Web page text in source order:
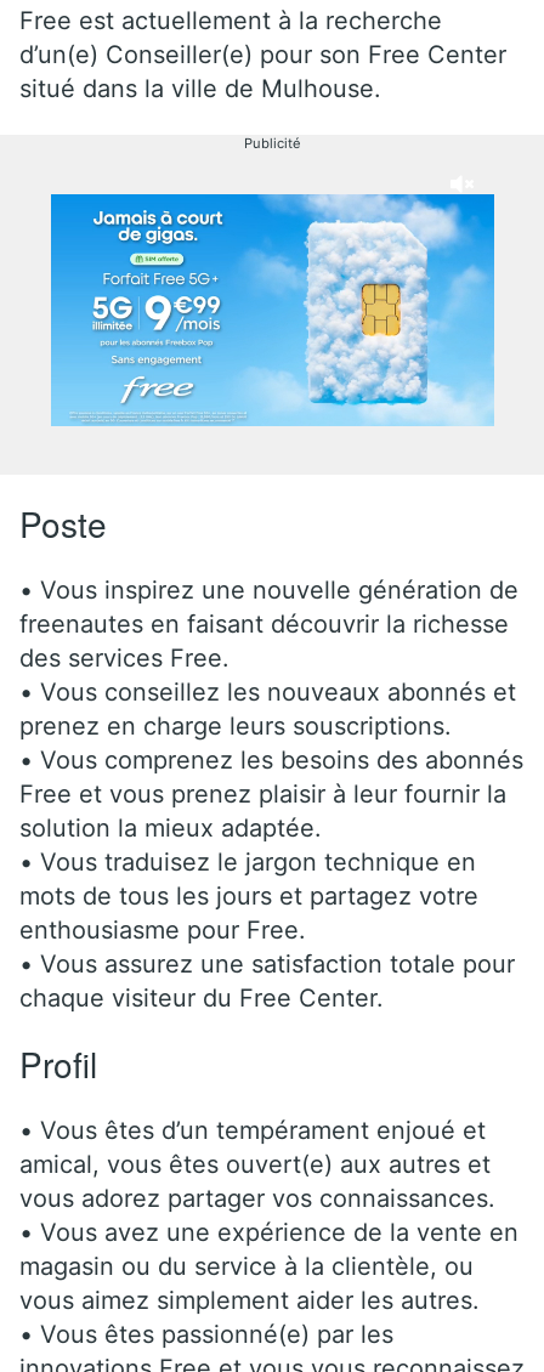
Free est actuellement à la recherche
d’un(e) Conseiller(e) pour son Free Center
situé dans la ville de Mulhouse.
Publicité
Poste
• Vous inspirez une nouvelle génération de
freenautes en faisant découvrir la richesse
des services Free.
• Vous conseillez les nouveaux abonnés et
prenez en charge leurs souscriptions.
• Vous comprenez les besoins des abonnés
Free et vous prenez plaisir à leur fournir la
solution la mieux adaptée.
• Vous traduisez le jargon technique en
mots de tous les jours et partagez votre
enthousiasme pour Free.
• Vous assurez une satisfaction totale pour
chaque visiteur du Free Center.
Profil
• Vous êtes d’un tempérament enjoué et
amical, vous êtes ouvert(e) aux autres et
vous adorez partager vos connaissances.
• Vous avez une expérience de la vente en
magasin ou du service à la clientèle, ou
vous aimez simplement aider les autres.
• Vous êtes passionné(e) par les